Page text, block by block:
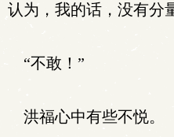
认为，我的话，没有分
“不敢！”
洪福心中有些不悦。